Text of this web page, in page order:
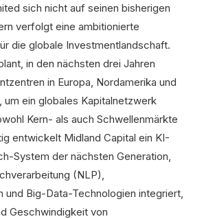
sich nicht auf seinen bisherigen
verfolgt eine ambitionierte
die globale Investmentlandschaft.
in den nächsten drei Jahren
in Europa, Nordamerika und
um ein globales Kapitalnetzwerk
Kern- als auch Schwellenmärkte
entwickelt Midland Capital ein KI-
System der nächsten Generation,
(NLP),
und Big-Data-Technologien integriert,
Geschwindigkeit von